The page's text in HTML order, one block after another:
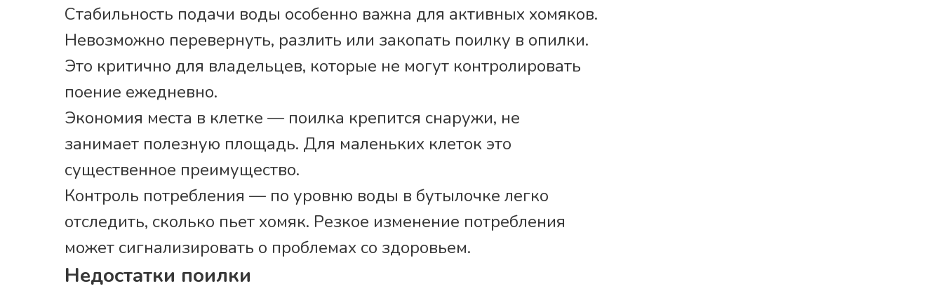
Стабильность подачи воды особенно важна для активных хомяков.
Невозможно перевернуть, разлить или закопать поилку в опилки.
Это критично для владельцев, которые не могут контролировать
поение ежедневно.
Экономия места в клетке — поилка крепится снаружи, не
занимает полезную площадь. Для маленьких клеток это
существенное преимущество.
Контроль потребления — по уровню воды в бутылочке легко
отследить, сколько пьет хомяк. Резкое изменение потребления
может сигнализировать о проблемах со здоровьем.
Недостатки поилки